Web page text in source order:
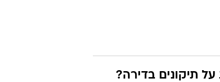
תיקונים בדירה?